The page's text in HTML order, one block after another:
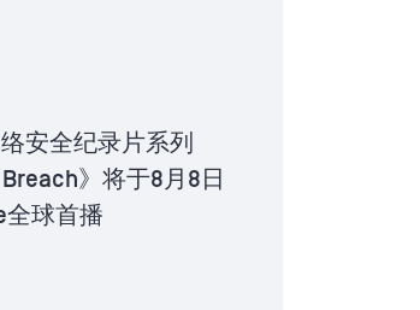
络安全纪录片系列
Breach》将于8月8日
全球首播